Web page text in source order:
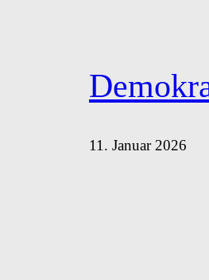
11. Januar 2026